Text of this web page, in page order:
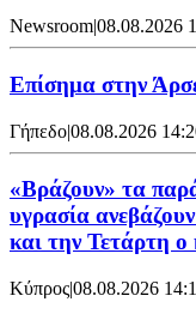
Newsroom|08.08.2026
Επίσημα στην
Γήπεδο|08.08.2026
«Βράζουν» τα
υγρασία
και την Τετάρτη
Κύπρος|08.08.2026